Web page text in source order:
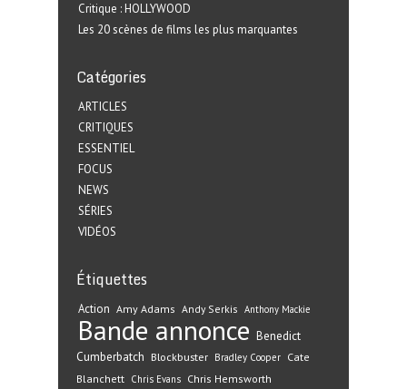
Critique : HOLLYWOOD
Les 20 scènes de films les plus marquantes
Catégories
ARTICLES
CRITIQUES
ESSENTIEL
FOCUS
NEWS
SÉRIES
VIDÉOS
Étiquettes
Action Amy Adams Andy Serkis Anthony Mackie
Bande annonce Benedict
Cumberbatch Blockbuster Bradley Cooper Cate
Blanchett Chris Evans Chris Hemsworth